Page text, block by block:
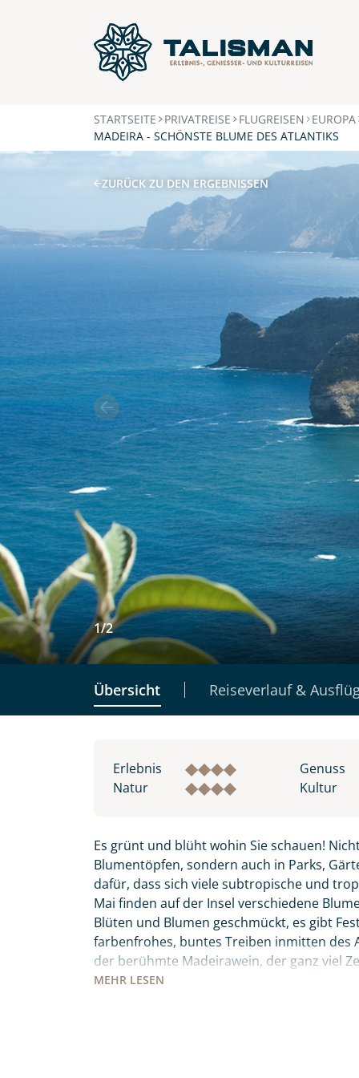
STARTSEITE PRIVATREISE FLUGREISEN EUROPA
MADEIRA - SCHÖNSTE BLUME DES ATLANTIKS
ZURÜCK ZU DEN ERGEBNISSEN
1/2
Übersicht Reiseverlauf &
Erlebnis Genuss
Natur
Kultur
MEHR LESEN
Es grünt und blüht wohin Sie schauen!
Blumentöpfen, sondern auch in Parks,
dafür, dass sich viele subtropische und
Mai finden auf der Insel verschiedene
Blüten und Blumen geschmückt, es gibt
farbenfrohes, buntes Treiben inmitten des
der berühmte Madeirawein, der ganz viel
wandeln. Der „Peixe Espada Preto“ –
Individuelle Anfrage
Herzlichen Dank für Ihre
mit. Wir prüfen die